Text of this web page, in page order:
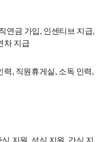
연금 가입, 인센티브 지급,
차 지급
력, 직원휴게실, 소독 인력,